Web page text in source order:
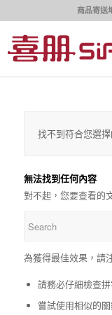
商品寄送
找不到符合您選
無法找到任何內容
對不起，您要查看的
為獲得最佳效果，請
請務必仔細檢查拼
嘗試使用相似的